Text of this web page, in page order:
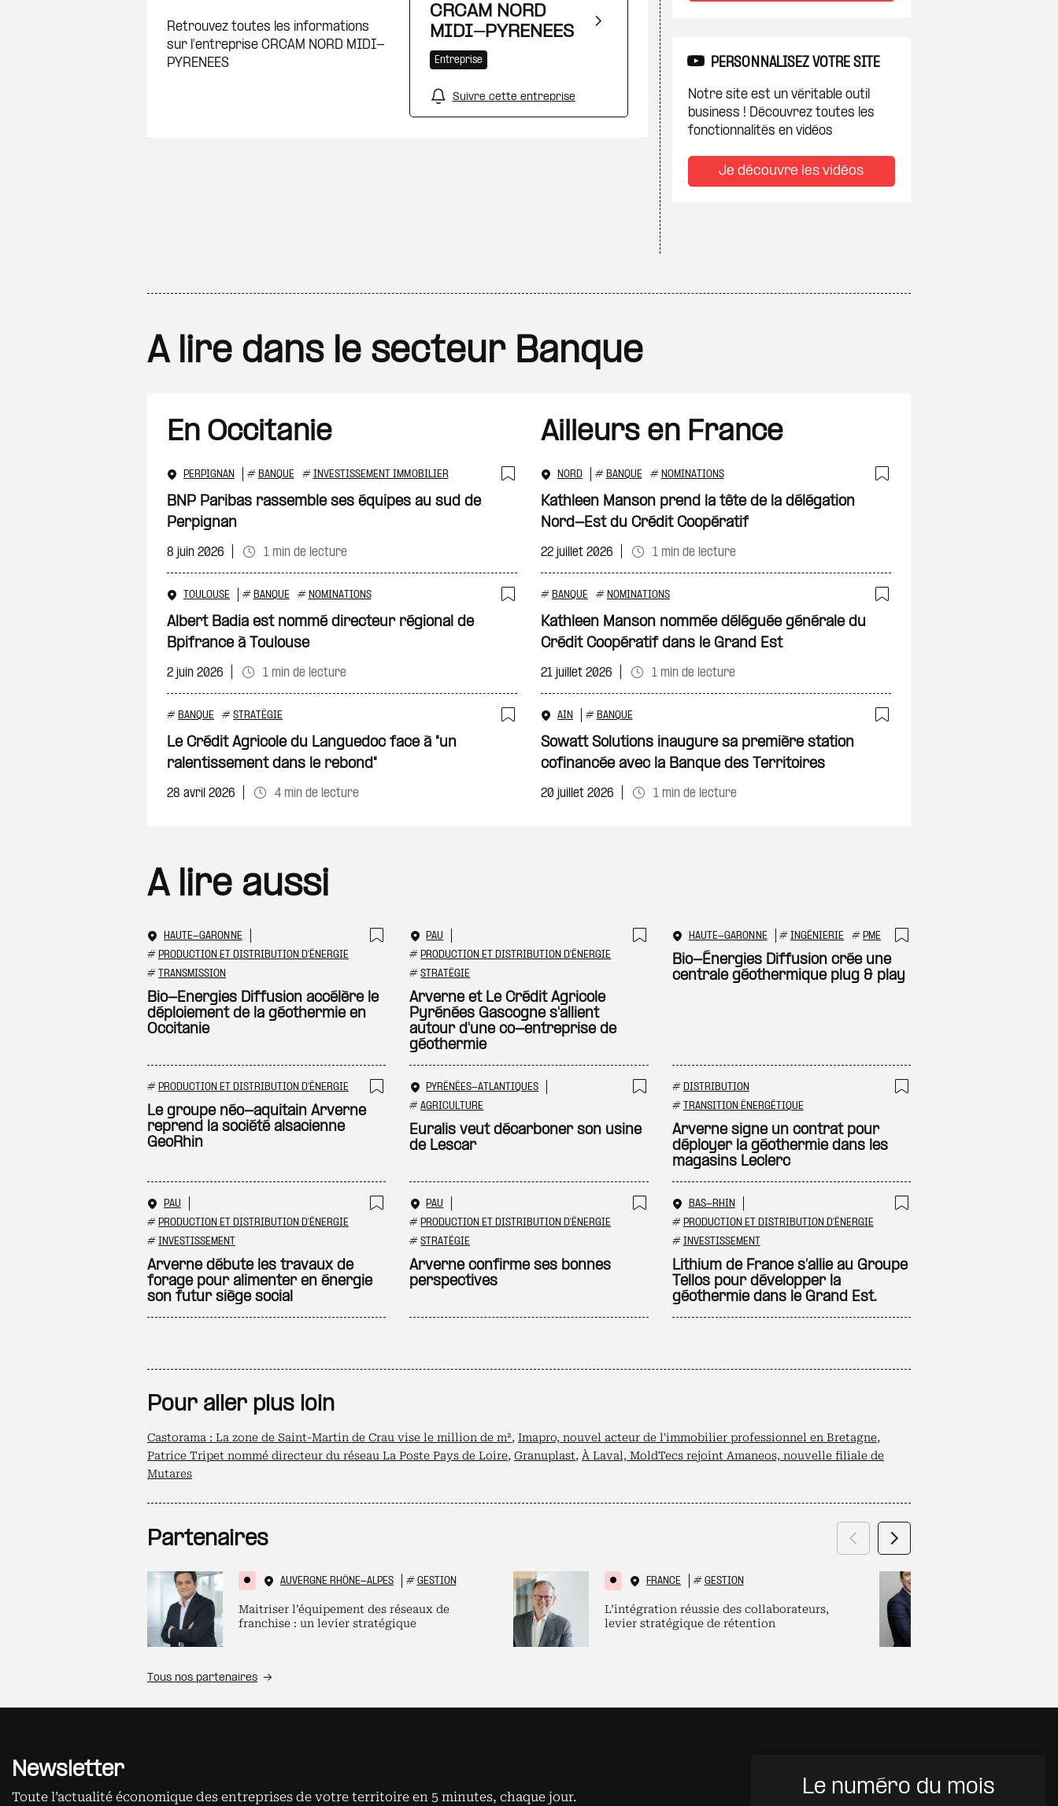
Retrouvez toutes les informations
sur l’entreprise CRCAM NORD MIDI-
PYRENEES
CRCAM NORD
MIDI-PYRENEES
Entreprise
Suivre cette entreprise
PERSONNALISEZ VOTRE SITE
Notre site est un véritable outil
business ! Découvrez toutes les
fonctionnalités en vidéos
Je découvre les vidéos
A lire dans le secteur Banque
En Occitanie
PERPIGNAN # BANQUE # INVESTISSEMENT IMMOBILIER
Ajouter à ma sélection
BNP Paribas rassemble ses équipes au sud de
Perpignan
8 juin 2026 1 min de lecture
TOULOUSE # BANQUE # NOMINATIONS
Ajouter à ma sélection
Albert Badia est nommé directeur régional de
Bpifrance à Toulouse
2 juin 2026 1 min de lecture
# BANQUE # STRATÉGIE
Ajouter à ma sélection
Le Crédit Agricole du Languedoc face à "un
ralentissement dans le rebond"
28 avril 2026 4 min de lecture
Ailleurs en France
NORD # BANQUE # NOMINATIONS
Kathleen Manson prend la tête de la délégation
Nord-Est du Crédit Coopératif
22 juillet 2026 1 min de lecture
# BANQUE # NOMINATIONS
Kathleen Manson nommée déléguée générale du
Crédit Coopératif dans le Grand Est
21 juillet 2026 1 min de lecture
AIN # BANQUE
Sowatt Solutions inaugure sa première station
cofinancée avec la Banque des Territoires
20 juillet 2026 1 min de lecture
A lire aussi
HAUTE-GARONNE
# PRODUCTION ET DISTRIBUTION D'ÉNERGIE
# TRANSMISSION
Ajouter à ma sélection
Bio-Energies Diffusion accélère le
déploiement de la géothermie en
Occitanie
PAU
#PRODUCTION ET DISTRIBUTION D'ÉNERGIE
#STRATÉGIE
Ajouter à ma sélection
Arverne et Le Crédit Agricole
Pyrénées Gascogne s'allient
autour d'une co-entreprise de
géothermie
HAUTE-GARONNE #INGÉNIERIE #PME
Ajouter à ma
Bio-Énergies Diffusion crée une
centrale géothermique plug & play
# PRODUCTION ET DISTRIBUTION D'ÉNERGIE
Ajouter à ma sélection
Le groupe néo-aquitain Arverne
reprend la société alsacienne
GeoRhin
PYRÉNÉES-ATLANTIQUES
#AGRICULTURE Ajouter à ma sélection
Euralis veut décarboner son usine
de Lescar
# DISTRIBUTION
# TRANSITION ÉNERGÉTIQUE
Arverne signe un contrat pour
déployer la géothermie dans les
magasins Leclerc
PAU
# PRODUCTION ET DISTRIBUTION D'ÉNERGIE
# INVESTISSEMENT
Ajouter à ma sélection
Arverne débute les travaux de
forage pour alimenter en énergie
son futur siège social
PAU
#PRODUCTION ET DISTRIBUTION D'ÉNERGIE
#STRATÉGIE
Ajouter à ma sélection
Arverne confirme ses bonnes
perspectives
BAS-RHIN
# PRODUCTION ET DISTRIBUTION D'ÉNERGIE
# INVESTISSEMENT
Lithium de France s’allie au Groupe
Tellos pour développer la
géothermie dans le Grand Est.
Pour aller plus loin
Castorama : La zone de Saint-Martin de Crau vise le million de m², Imapro, nouvel acteur de l'immobilier professionnel en Bretagne,
Patrice Tripet nommé directeur du réseau La Poste Pays de Loire, Granuplast, À Laval, MoldTecs rejoint Amaneos, nouvelle filiale de
Mutares
Partenaires
AUVERGNE RHÔNE-ALPES # GESTION
Maitriser l’équipement des réseaux de
franchise : un levier stratégique
FRANCE # GESTION
L’intégration réussie des collaborateurs,
levier stratégique de rétention
Précédent
Suivant
Tous nos partenaires
Newsletter
Toute l’actualité économique des entreprises de votre territoire en 5 minutes, chaque jour. Le numéro du mois